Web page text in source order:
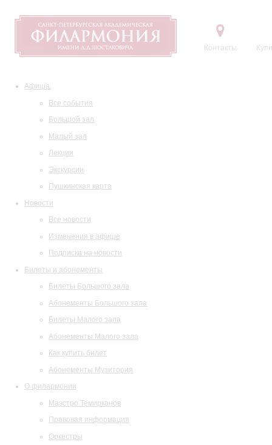
Контакты
Афиша
Все события
Большой зал
Малый зал
Лекции
Экскурсии
Пушкинская карта
Новости
Все новости
Изменения в афише
Подписка на новости
Билеты и абонементы
Билеты Большого зала
Абонементы Большого зала
Билеты Малого зала
Абонементы Малого зала
Как купить билет
Абонементы Музитория
О филармонии
Маэстро Темирканов
Правовая информация
Оркестры